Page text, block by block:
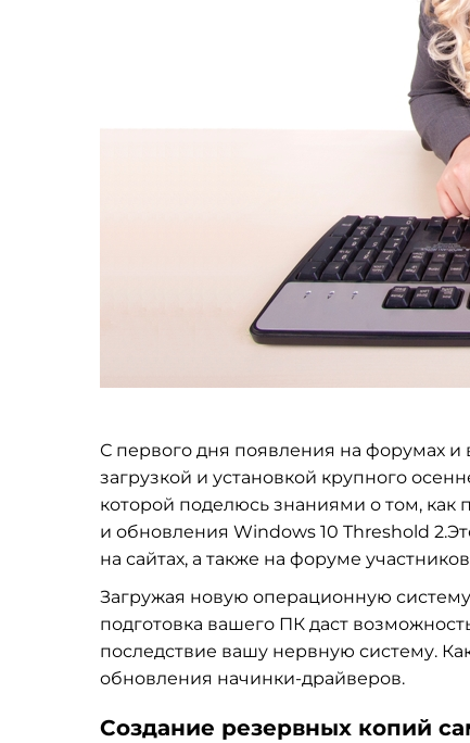
С первого дня появления на форумах и
загрузкой и установкой крупного
которой поделюсь знаниями о том, как
и обновления Windows 10 Threshold
на сайтах, а также на форуме
Загружая новую операционную
подготовка вашего ПК даст
последствие вашу нервную систему.
обновления начинки-драйверов.
Создание резервных копий